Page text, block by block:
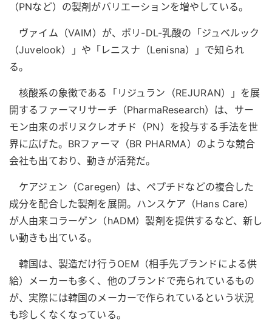
（PNなど）の製剤がバリエーションを増やしている。
ヴァイム（VAIM）が、ポリ-DL-乳酸の「ジュベルック
（Juvelook）」や「レニスナ（Lenisna）」で知られ
る。
核酸系の象徴である「リジュラン（REJURAN）」を展
開するファーマリサーチ（PharmaResearch）は、サー
モン由来のポリヌクレオチド（PN）を投与する手法を世
界に広げた。BRファーマ（BR PHARMA）のような競合
会社も出ており、動きが活発だ。
ケアジェン（Caregen）は、ペプチドなどの複合した
成分を配合した製剤を展開。ハンスケア（Hans Care）
が人由来コラーゲン（hADM）製剤を提供するなど、新し
い動きも出ている。
韓国は、製造だけ行うOEM（相手先ブランドによる供
給）メーカーも多く、他のブランドで売られているもの
が、実際には韓国のメーカーで作られているという状況
も珍しくなくなっている。